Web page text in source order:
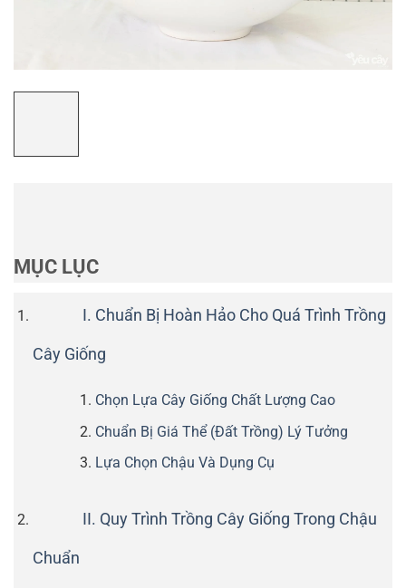
MỤC LỤC
I. Chuẩn Bị Hoàn Hảo Cho Quá Trình Trồng
Cây Giống
Chọn Lựa Cây Giống Chất Lượng Cao
Chuẩn Bị Giá Thể (Đất Trồng) Lý Tưởng
Lựa Chọn Chậu Và Dụng Cụ
II. Quy Trình Trồng Cây Giống Trong Chậu
Chuẩn